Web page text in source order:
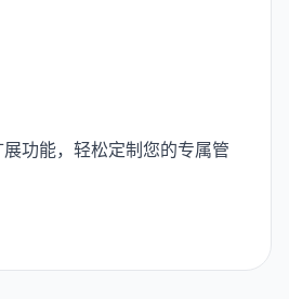
功能，轻松定制您的专属管